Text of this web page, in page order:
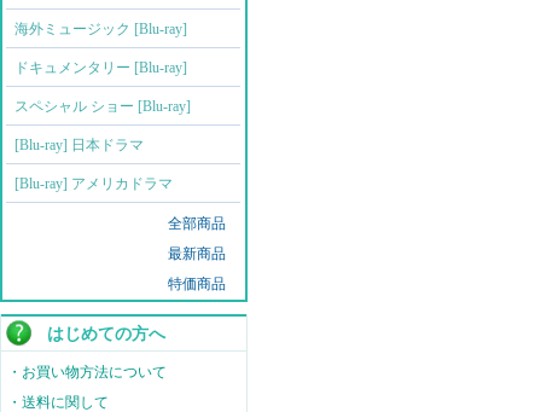
海外ミュージック [Blu-ray]
ドキュメンタリー [Blu-ray]
スペシャル ショー [Blu-ray]
[Blu-ray] 日本ドラマ
[Blu-ray] アメリカドラマ
全部商品
最新商品
特価商品
はじめての方へ
・お買い物方法について
・送料に関して